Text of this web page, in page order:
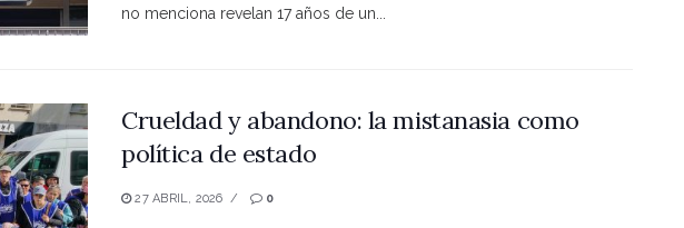
no menciona revelan 17 años de un...
Crueldad y abandono: la mistanasia como
política de estado
27 ABRIL, 2026 0